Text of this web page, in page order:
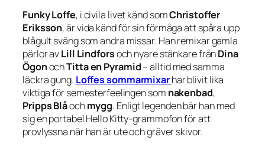
Funky Loffe, i civila livet känd somChristoffer
Eriksson, är vida känd för sin förmåga att spåra upp
blågult sväng som andra missar. Han remixar gamla
pärlor avLill Lindforsoch nyare stänkare frånDina
ÖgonochTitta en Pyramid– alltid med samma
läckra gung. Loffes sommarmixarhar blivit lika
viktiga för semesterfeelingen som nakenbad,
Pripps Blåochmygg. Enligt legenden bär han med
sig en portabel Hello Kitty-grammofon för att
provlyssna när han är ute och gräver skivor.